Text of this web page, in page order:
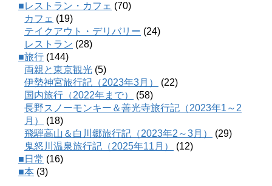
■レストラン・カフェ (70)
カフェ (19)
テイクアウト・デリバリー (24)
レストラン (28)
■旅行 (144)
両親と東京観光 (5)
伊勢神宮旅行記（2023年3月）
(22)
国内旅行（2022年まで）
(58)
長野スノーモンキー＆善光寺旅行記（2023年1～2
月）
(18)
飛騨高山＆白川郷旅行記（2023年2～3月）
(29)
鬼怒川温泉旅行記（2025年11月）
(12)
■日常 (16)
■本 (3)